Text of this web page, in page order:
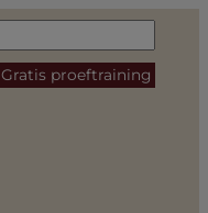
Gratis proeftraining